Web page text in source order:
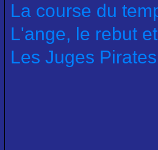
La course du
L'ange, le rebut
Les Juges Pirates